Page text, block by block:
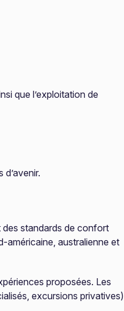
que l’exploitation de
des standards de confort
américaine, australienne et
proposées. Les
excursions privatives)